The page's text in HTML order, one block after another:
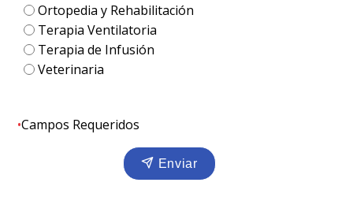
Ortopedia y Rehabilitación
Terapia Ventilatoria
Terapia de Infusión
Veterinaria
•Campos Requeridos
Enviar